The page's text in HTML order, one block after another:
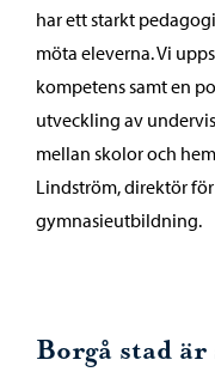
har ett starkt
möta eleverna. Vi
kompetens samt en
utveckling av
mellan skolor och
Lindström, direktör
gymnasieutbildning.
Borgå stad